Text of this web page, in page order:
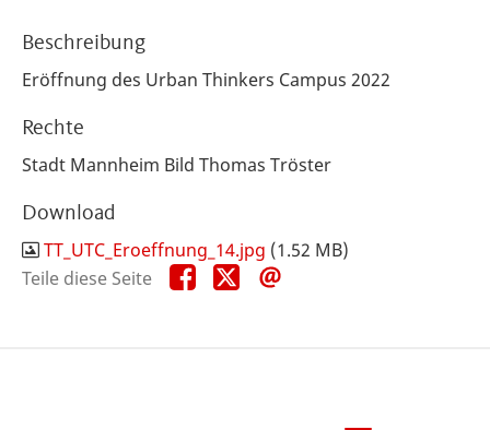
Beschreibung
Eröffnung des Urban Thinkers Campus 2022
Rechte
Stadt Mannheim Bild Thomas Tröster
Download
TT_UTC_Eroeffnung_14.jpg (1.52 MB)
Teile diese Seite
Teile
diese
Teile
diese